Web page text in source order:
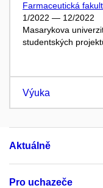
Farmaceutická
1/2022 — 12/2022
Masarykova
studentských
Výuka
Aktuálně
Pro uchazeče